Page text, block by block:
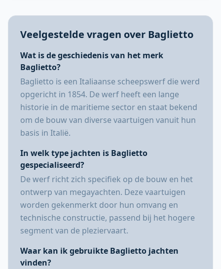
Veelgestelde vragen over Baglietto
Wat is de geschiedenis van het merk
Baglietto?
Baglietto is een Italiaanse scheepswerf die werd
opgericht in 1854. De werf heeft een lange
historie in de maritieme sector en staat bekend
om de bouw van diverse vaartuigen vanuit hun
basis in Italië.
In welk type jachten is Baglietto
gespecialiseerd?
De werf richt zich specifiek op de bouw en het
ontwerp van megayachten. Deze vaartuigen
worden gekenmerkt door hun omvang en
technische constructie, passend bij het hogere
segment van de pleziervaart.
Waar kan ik gebruikte Baglietto jachten
vinden?